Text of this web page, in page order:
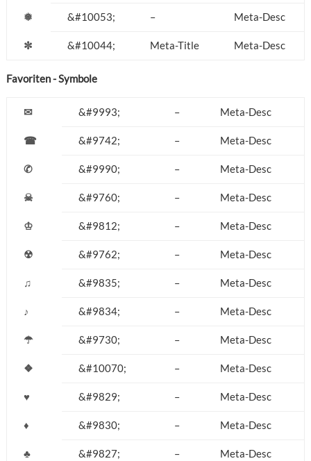
❅ &#10053; – Meta-Desc
✼ &#10044; Meta-Title Meta-Desc
Favoriten - Symbole
✉ &#9993; – Meta-Desc
☎ &#9742; – Meta-Desc
✆ &#9990; – Meta-Desc
☠ &#9760; – Meta-Desc
♔ &#9812; – Meta-Desc
☢ &#9762; – Meta-Desc
♫ &#9835; – Meta-Desc
♪ &#9834; – Meta-Desc
☂ &#9730; – Meta-Desc
❖ &#10070; – Meta-Desc
♥ &#9829; – Meta-Desc
♦ &#9830; – Meta-Desc
♣ &#9827; – Meta-Desc